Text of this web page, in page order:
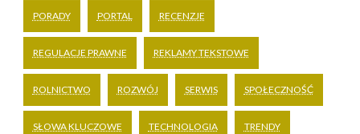
PORADY PORTAL RECENZJE
REGULACJE PRAWNE REKLAMY TEKSTOWE
ROLNICTWO ROZWÓJ SERWIS SPOŁECZNOŚĆ
SŁOWA KLUCZOWE TECHNOLOGIA TRENDY